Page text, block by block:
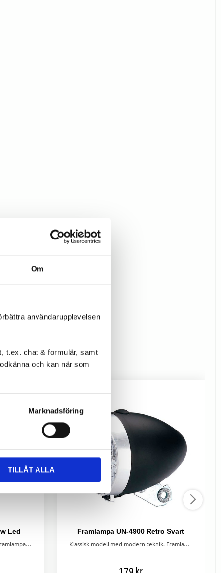
Om
användarupplevelsen
t.ex. chat & formulär, samt
och kan när som
Marknadsföring
TILLÅT ALLA
Led
Kraftfull och pålitlig SMART LED framlampa med 30 h batteritid. Enkel montering, inbyggd reflektor och lång hållbarhet – bli sedd och cykla säkert!
Framlampa UN-4900 Retro Svart
Klassisk modell med modern teknik. Framlampa med 3xLED. Brinntid ca 30 tim. 3xAAA-batterier ingår. ON/OFF knapp.